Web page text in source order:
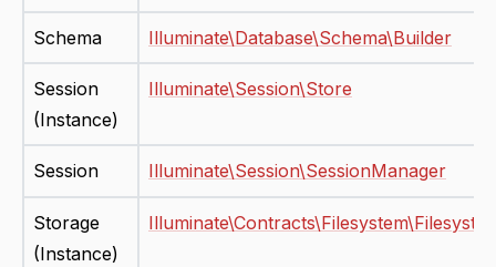
Schema Illuminate\Database\Schema\Builder
Session
(Instance)
Illuminate\Session\Store
Session Illuminate\Session\SessionManager
Storage
(Instance)